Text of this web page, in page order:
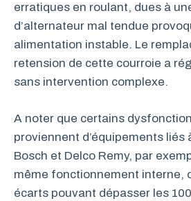
erratiques en roulant, dues à
d’alternateur mal tendue
alimentation instable. Le
retension de cette courroie a
sans intervention complexe.
A noter que certains
proviennent d’équipements liés
Bosch et Delco Remy, par
même fonctionnement interne,
écarts pouvant dépasser les